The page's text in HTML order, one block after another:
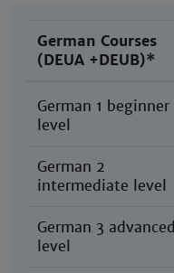
German Courses
(DEUA +DEUB)*
German 1 beginner
level
German 2
intermediate level
German 3 advanced
level